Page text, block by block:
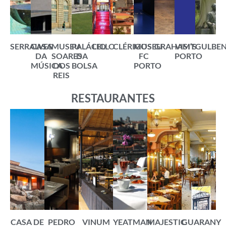
SERRALVES
CASA
DA
MÚSICA
MUSEU
SOARES
DOS
REIS
PALÁCIO
DA
BOLSA
LELLOCLÉRIGOS
MUSEU
FC
PORTO
GRAHAM’S
VISIT
PORTO
RESTAURANTES
CASA DE PEDRO VINUM YEATMANMAJESTICGUARANY